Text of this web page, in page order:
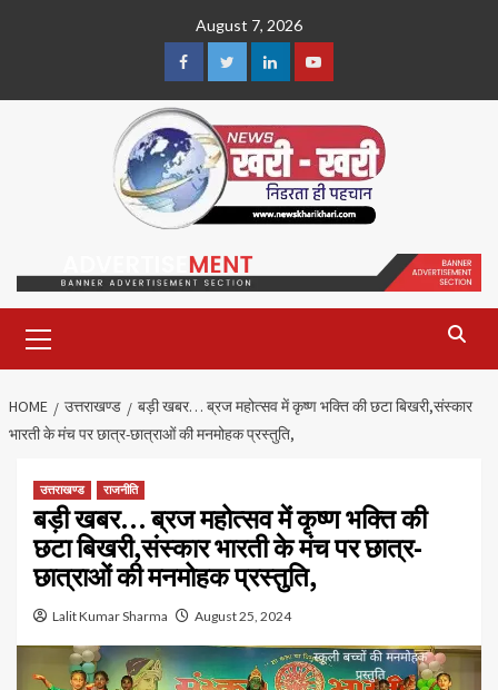
August 7, 2026
FacebookTwitterLinkedinYoutube
Menu
HOME उत्तराखण्ड
बड़ी खबर… ब्रज महोत्सव में कृष्ण भक्ति की छटा बिखरी,संस्कार
भारती के मंच पर छात्र-छात्राओं की मनमोहक प्रस्तुति,
उत्तराखण्ड राजनीति
बड़ी खबर… ब्रज महोत्सव में कृष्ण भक्ति की
छटा बिखरी,संस्कार भारती के मंच पर छात्र-
छात्राओं की मनमोहक प्रस्तुति,
Lalit Kumar Sharma August 25, 2024